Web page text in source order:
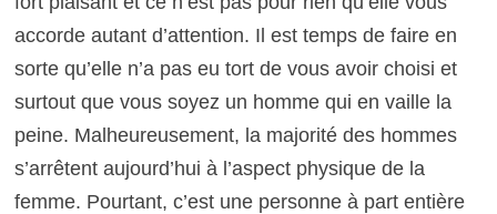
accorde autant d’attention. Il est temps de faire en
sorte qu’elle n’a pas eu tort de vous avoir choisi et
surtout que vous soyez un homme qui en vaille la
peine. Malheureusement, la majorité des hommes
s’arrêtent aujourd’hui à l’aspect physique de la
femme. Pourtant, c’est une personne à part entière